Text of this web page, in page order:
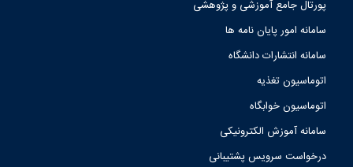
پورتال جامع آموزشی و پژوهشی
سامانه امور پایان نامه ها
سامانه انتشارات دانشگاه
اتوماسیون تغذیه
اتوماسیون خوابگاه
سامانه آموزش الکترونیکی
درخواست سرویس پشتیبانی